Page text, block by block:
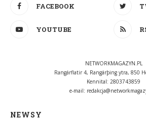
FACEBOOK
YOUTUBE
NETWORKMAGAZYN.PL
Rangárflatir 4, Rangárþing ytra, 850
Kennital: 2803743859
e-mail:
NEWSY